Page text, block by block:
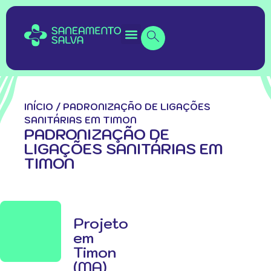
INÍCIO / PADRONIZAÇÃO DE LIGAÇÕES
SANITÁRIAS EM TIMON
PADRONIZAÇÃO DE
LIGAÇÕES SANITÁRIAS EM
TIMON
Projeto
em
Timon
(MA)